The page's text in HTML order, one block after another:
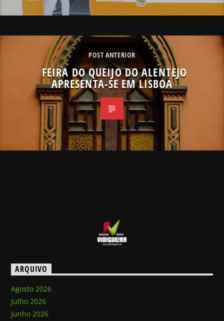
POST ANTERIOR
FEIRA DO QUEIJO DO ALENTEJO
APRESENTA-SE EM LISBOA
ARQUIVO
Agosto 2026
Julho 2026
Junho 2026